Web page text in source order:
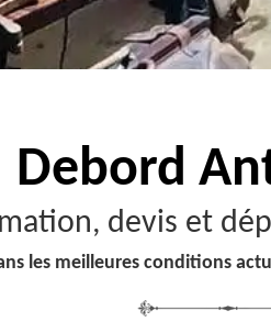
Debord
devis et
les meilleures conditions